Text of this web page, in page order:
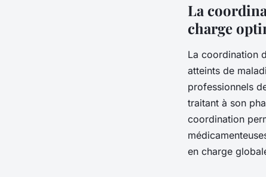
La
charge
La coordination
atteints de
professionnels
traitant à son
coordination
en charge